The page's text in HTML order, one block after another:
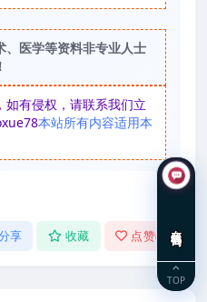
、医学等资料非专业人士
如有侵权，请联系我们立
本站所有内容适用本
享 收藏 点赞(
TOP